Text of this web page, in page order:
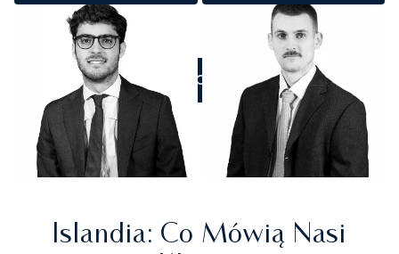
ZADZWOŃCIE DO NAS
Islandia: Co Mówią Nasi